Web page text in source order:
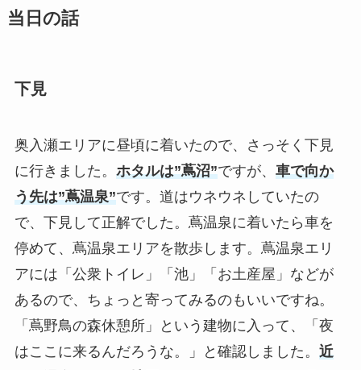
当日の話
下見
奥入瀬エリアに昼頃に着いたので、さっそく下見
に行きました。 ホタルは”蔦沼”ですが、 車で向か
う先は”蔦温泉”です。道はウネウネしていたの
で、下見して正解でした。蔦温泉に着いたら車を
停めて、蔦温泉エリアを散歩します。蔦温泉エリ
アには「公衆トイレ」「池」「お土産屋」などが
あるので、ちょっと寄ってみるのもいいですね。
「蔦野鳥の森休憩所」という建物に入って、「夜
はここに来るんだろうな。」と確認しました。 近